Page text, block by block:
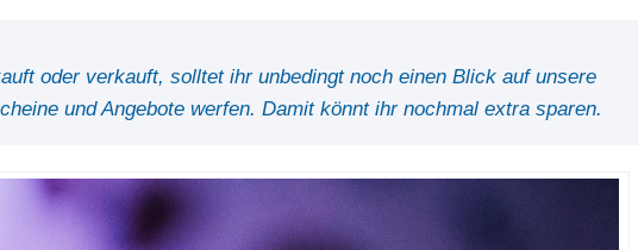
oder verkauft, solltet ihr unbedingt noch einen Blick auf unsere
und Angebote werfen. Damit könnt ihr nochmal extra sparen.